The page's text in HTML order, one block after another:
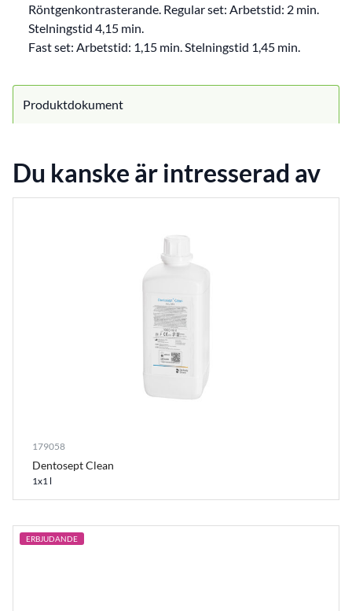
Röntgenkontrasterande. Regular set: Arbetstid: 2 min.
Stelningstid 4,15 min.
Fast set: Arbetstid: 1,15 min. Stelningstid 1,45 min.
Produktdokument
Du kanske är intresserad av
179058
Dentosept Clean
1x1 l
ERBJUDANDE